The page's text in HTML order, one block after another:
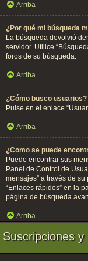
Arriba
¿Por qué mi búsqueda
La búsqueda devolvió
servidor. Utilice
foros de su búsqueda.
Arriba
¿Cómo busco usuarios?
Pulse en el enlace
Arriba
¿Como se puede
Puede encontrar sus
Panel de Control de
mensajes” a través de
“Enlaces rápidos” en la
página de búsqueda
Arriba
Suscripciones y